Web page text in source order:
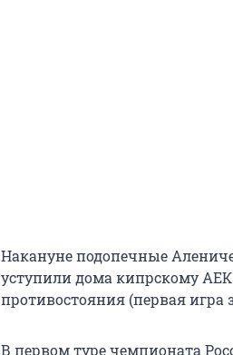
Накануне подопечные
уступили дома кипрскому АЕК
противостояния (первая игра
В первом туре чемпионата